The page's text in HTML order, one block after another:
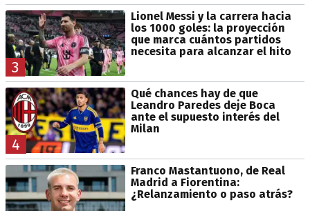
3
Lionel Messi y la carrera hacia
los 1000 goles: la proyección
que marca cuántos partidos
necesita para alcanzar el hito
4
Qué chances hay de que
Leandro Paredes deje Boca
ante el supuesto interés del
Milan
Franco Mastantuono, de Real
Madrid a Fiorentina:
¿Relanzamiento o paso atrás?